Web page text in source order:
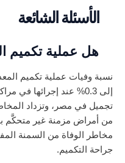
الأسئلة الشائعة
هل عملية تكميم
إلى 0.3% عند إجرائها
تجميل في مصر، وتزداد
من أمراض مزمنة غير متحكَّم
مخاطر الوفاة من السمنة
جراحة التكميم.